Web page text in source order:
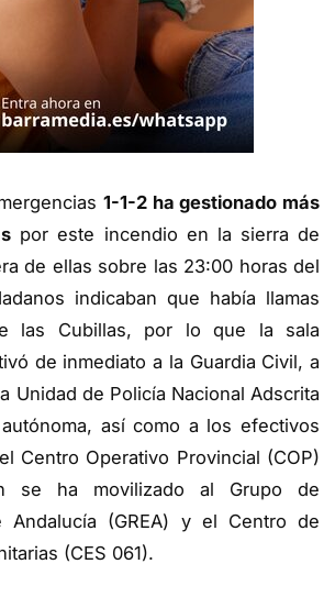
1-1-2 ha gestionado más
por este incendio en la sierra de
de ellas sobre las 23:00 horas del
indicaban que había llamas
las Cubillas, por lo que la sala
de inmediato a la Guardia Civil, a
Unidad de Policía Nacional Adscrita
así como a los efectivos
Centro Operativo Provincial (COP)
se ha movilizado al Grupo de
Andalucía (GREA) y el Centro de
(CES 061).